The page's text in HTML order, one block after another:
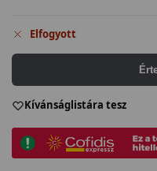
Elfogyott
Kívánságlistára tesz